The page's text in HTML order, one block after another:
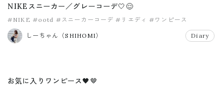
NIKEスニーカー／グレーコーデ🤍😌
#NIKE #ootd #スニーカーコーデ #リエディ #ワンピース
しーちゃん（SHIHOMI） Diary
お気に入りワンピース🖤🤎